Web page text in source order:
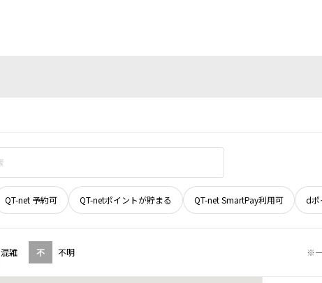
QT-net 予約可 QT-netポイントが貯まる QT-net SmartPay利用可 dポ
混雑 不 不明 ※